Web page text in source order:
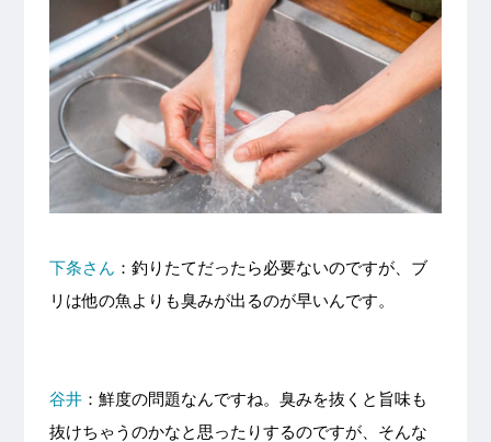
下条さん ：釣りたてだったら必要ないのですが、ブ
リは他の魚よりも臭みが出るのが早いんです。
谷井：鮮度の問題なんですね。臭みを抜くと旨味も
抜けちゃうのかなと思ったりするのですが、そんな